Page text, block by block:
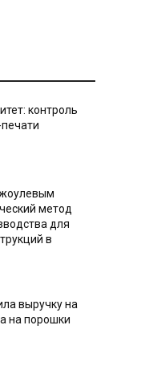
контроль
метод
для
в
выручку на
на порошки